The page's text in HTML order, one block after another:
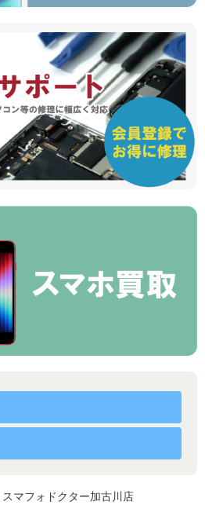
マフォドクター加古川店